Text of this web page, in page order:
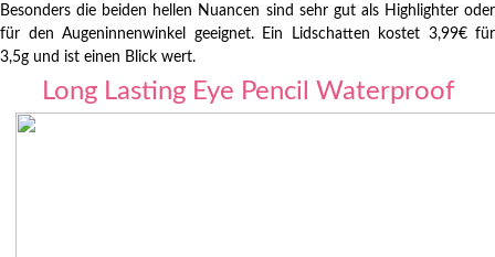
Besonders die beiden hellen Nuancen sind sehr gut als Highlighter oder
für den Augeninnenwinkel geeignet. Ein Lidschatten kostet 3,99€ für
3,5g und ist einen Blick wert.
Long Lasting Eye Pencil Waterproof